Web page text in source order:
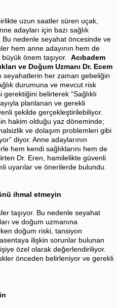
uzun saatler süren uçak,
adayları için bazı sağlık
nedenle seyahat öncesinde ve
hem anne adayının hem de
büyük önem taşıyor. Acıbadem
ve Doğum Uzmanı Dr. Ecem
seyahatlerin her zaman gebeliğin
durumuna ve mevcut risk
belirterek “Sağlıklı
planlanan ve gerekli
şekilde gerçekleştirilebiliyor.
hakim olduğu yaz döneminde;
ve dolaşım problemleri gibi
diyor. Anne adaylarının
hem kendi sağlıklarını hem de
Dr. Eren, hamilelikte güvenli
uyarılar ve önerilerde bulundu.
ihmal etmeyin
taşıyor. Bu nedenle seyahat
ve doğum uzmanına
doğum riski, tansiyon
ilişkin sorunlar bulunan
özel olarak değerlendiriliyor.
önceden belirleniyor ve gerekli